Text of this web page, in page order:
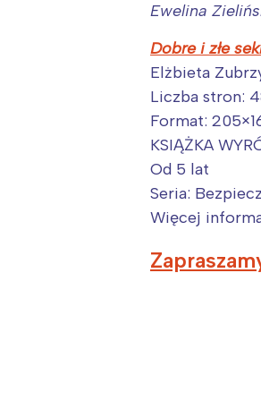
Ewelina
Dobre i złe
Elżbieta
Liczba stron:
Format:
KSIĄŻKA
Od 5 lat
Seria:
Więcej